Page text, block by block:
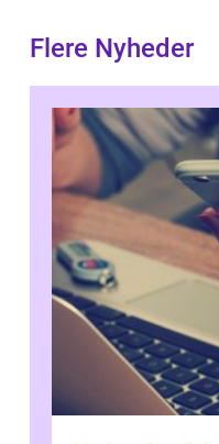
Flere Nyheder